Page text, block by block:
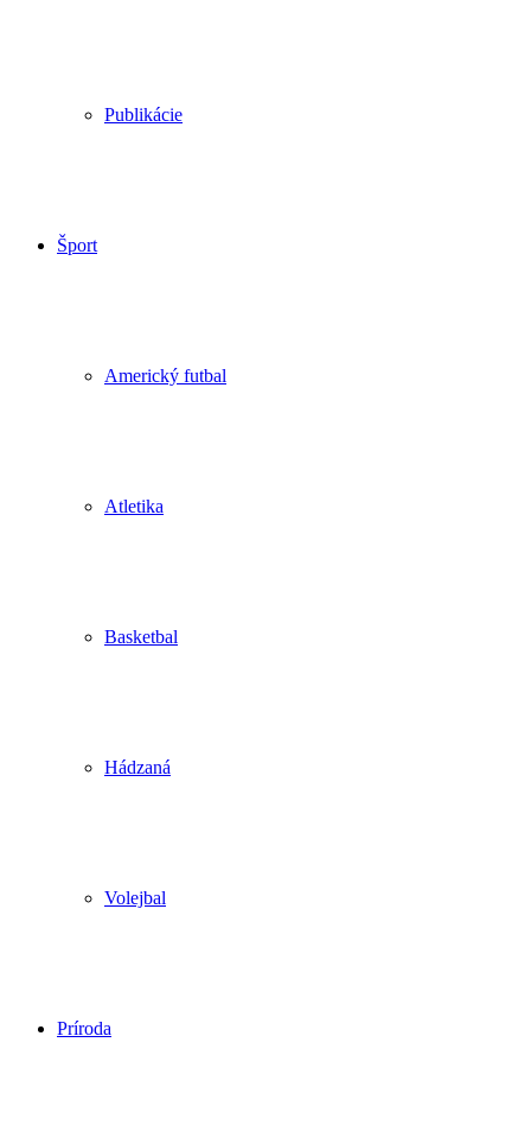
Publikácie
Šport
Americký futbal
Atletika
Basketbal
Hádzaná
Volejbal
Príroda